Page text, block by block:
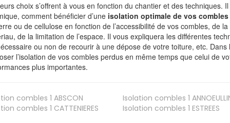
choix s’offrent à vous en fonction du chantier et des techniques.
comment bénéficier d’une isolation optimale de vos combles
ou de cellulose en fonction de l’accessibilité de vos combles, de
de la limitation de l’espace. Il vous expliquera les différentes
ou non de recourir à une dépose de votre toiture, etc. Dans
l’isolation de vos combles perdus en même temps que celui de
plus importantes.
combles 1 ABSCON Isolation combles 1
combles 1 CATTENIERES Isolation combles 1 ESTREES